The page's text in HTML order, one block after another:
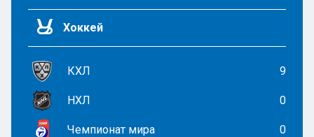
Хоккей
КХЛ 9
НХЛ 0
Чемпионат мира 0